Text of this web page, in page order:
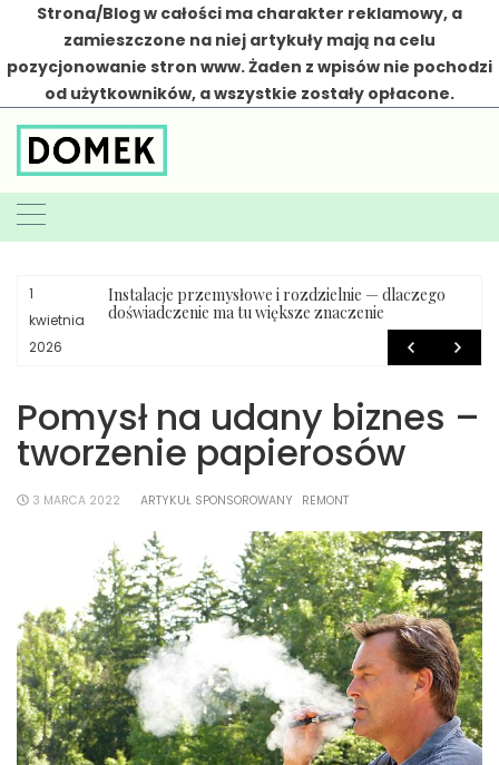
Strona/Blog w całości ma charakter reklamowy, a
zamieszczone na niej artykuły mają na celu
pozycjonowanie stron www. Żaden z wpisów nie pochodzi
od użytkowników, a wszystkie zostały opłacone.
content
1
kwietnia
2026
Instalacje przemysłowe i rozdzielnie — dlaczego
doświadczenie ma tu większe znaczenie
Pomysł na udany biznes –
tworzenie papierosów
3 MARCA 2022 ARTYKUŁ SPONSOROWANY REMONT